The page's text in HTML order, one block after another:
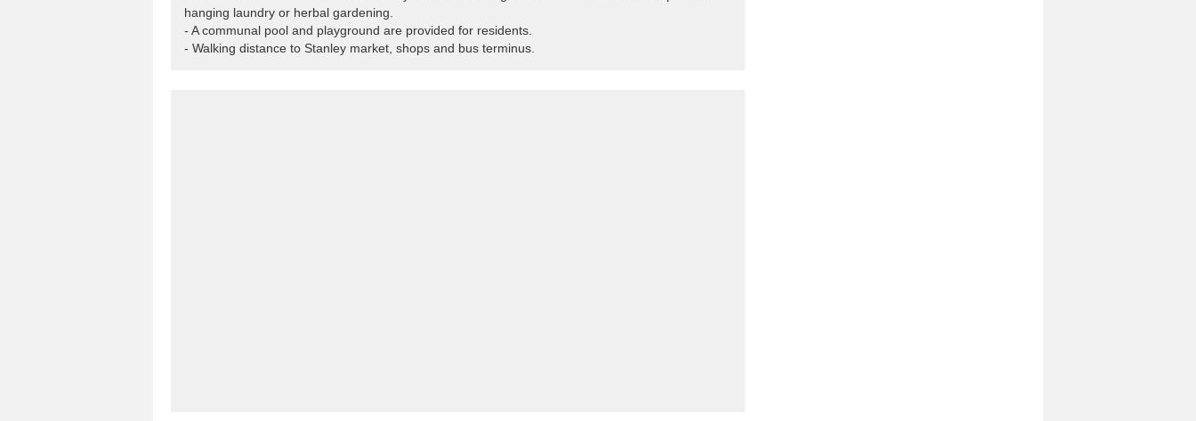
hanging laundry or herbal gardening.
- A communal pool and playground are provided for residents.
- Walking distance to Stanley market, shops and bus terminus.